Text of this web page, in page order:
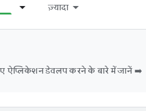
ज़्यादा
ऐप्लिकेशन डेवलप करने के बारे में जानें ➡️